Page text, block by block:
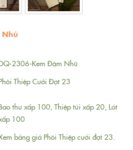
Nhũ
2306-Kem Đậm Nhũ
Thiệp Cưới Đợt 23
thư xấp 100, Thiệp túi xấp 20, Lót
100
bảng giá Phôi Thiệp cưới đợt 23.